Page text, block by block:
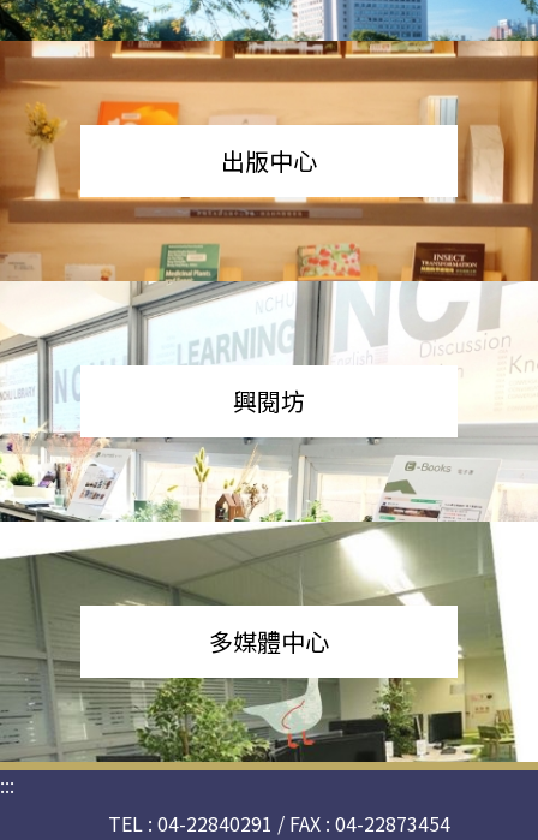
出版中心
興閱坊
多媒體中心
:::
TEL : 04-22840291 / FAX : 04-22873454